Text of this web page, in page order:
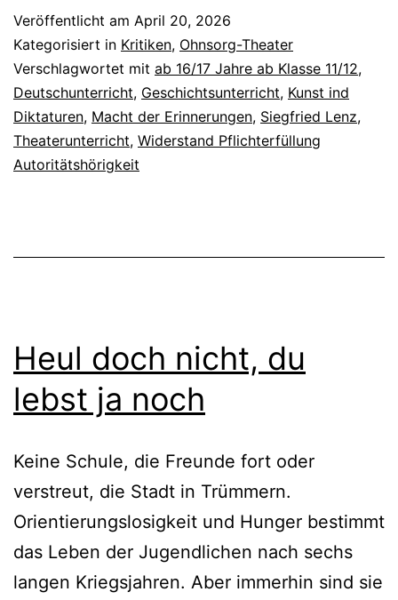
Veröffentlicht am April 20, 2026
Kategorisiert in Kritiken, Ohnsorg-Theater
Verschlagwortet mit ab 16/17 Jahre ab Klasse 11/12,
Deutschunterricht, Geschichtsunterricht, Kunst ind
Diktaturen, Macht der Erinnerungen, Siegfried Lenz,
Theaterunterricht, Widerstand Pflichterfüllung
Autoritätshörigkeit
Heul doch nicht, du
lebst ja noch
Keine Schule, die Freunde fort oder
verstreut, die Stadt in Trümmern.
Orientierungslosigkeit und Hunger bestimmt
das Leben der Jugendlichen nach sechs
langen Kriegsjahren. Aber immerhin sind sie